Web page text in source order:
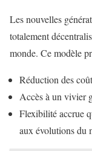
Les nouvelles
totalement
monde. Ce modèle
Réduction des
Accès à un vivier
Flexibilité accrue
aux évolutions du